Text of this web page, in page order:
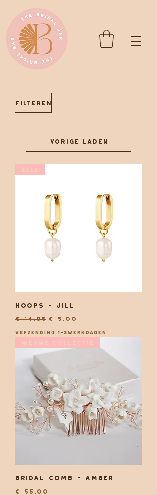
Filteren
Vorige laden
SALE
Hoops - Jill
Normale prijs
€ 14,95 Verkoopprijs
€ 5,00
Verzending:1-3werkdagen
Nieuwe collectie
Bridal comb - Amber
Prijs
€ 55,00